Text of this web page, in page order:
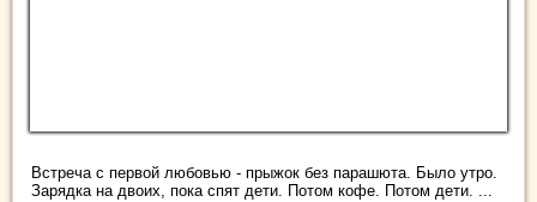
Встреча с первой любовью - прыжок без парашюта. Было утро.
Зарядка на двоих, пока спят дети. Потом кофе. Потом дети. ...